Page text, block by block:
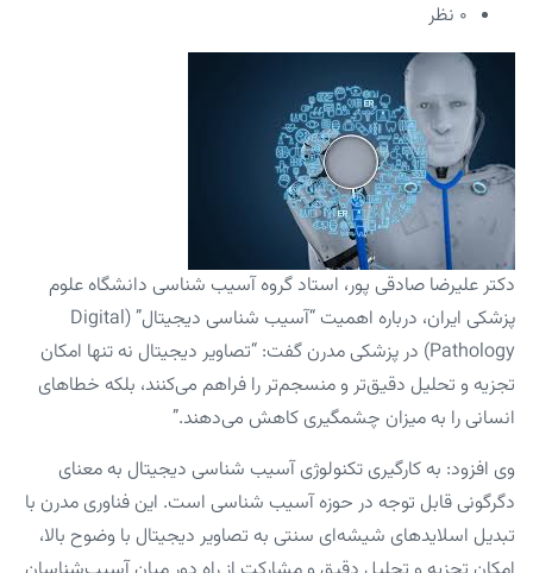
۰ نظر
دکتر علیرضا صادقی پور، استاد گروه آسیب شناسی دانشگاه علوم
پزشکی ایران، درباره اهمیت “آسیب شناسی دیجیتال” (Digital
Pathology) در پزشکی مدرن گفت: “تصاویر دیجیتال نه تنها امکان
تجزیه و تحلیل دقیق‌تر و منسجم‌تر را فراهم می‌کنند، بلکه خطاهای
انسانی را به میزان چشمگیری کاهش می‌دهند.”
وی افزود: به کارگیری تکنولوژی آسیب شناسی دیجیتال به معنای
دگرگونی قابل توجه در حوزه آسیب شناسی است. این فناوری مدرن با
تبدیل اسلایدهای شیشه‌ای سنتی به تصاویر دیجیتال با وضوح بالا،